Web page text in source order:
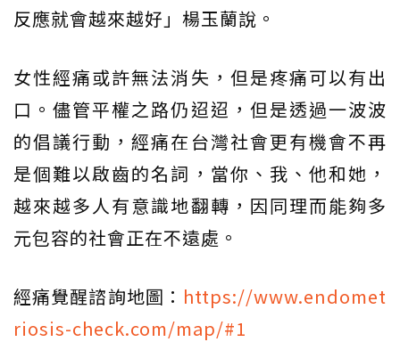
反應就會越來越好」楊玉蘭說。
女性經痛或許無法消失，但是疼痛可以有出
口。儘管平權之路仍迢迢，但是透過一波波
的倡議行動，經痛在台灣社會更有機會不再
是個難以啟齒的名詞，當你、我、他和她，
越來越多人有意識地翻轉，因同理而能夠多
元包容的社會正在不遠處。
經痛覺醒諮詢地圖： https://www.endomet
riosis-check.com/map/#1